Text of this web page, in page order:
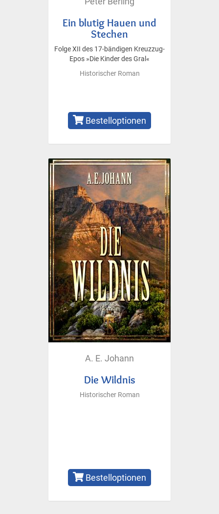
Ein blutig Hauen und
Stechen
Folge XII des 17-bändigen Kreuzzug-
Epos »Die Kinder des Gral«
Historischer Roman
Bestelloptionen
A. E. Johann
Die Wildnis
Historischer Roman
Bestelloptionen